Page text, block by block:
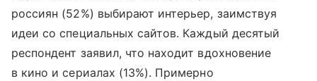
россиян (52%) выбирают интерьер, заимствуя
идеи со специальных сайтов. Каждый десятый
респондент заявил, что находит вдохновение
в кино и сериалах (13%). Примерно